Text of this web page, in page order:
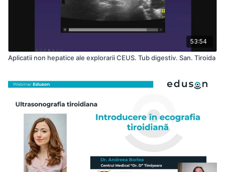
53:54
Aplicatii non hepatice ale explorarii CEUS. Tub digestiv. San. Tiroida